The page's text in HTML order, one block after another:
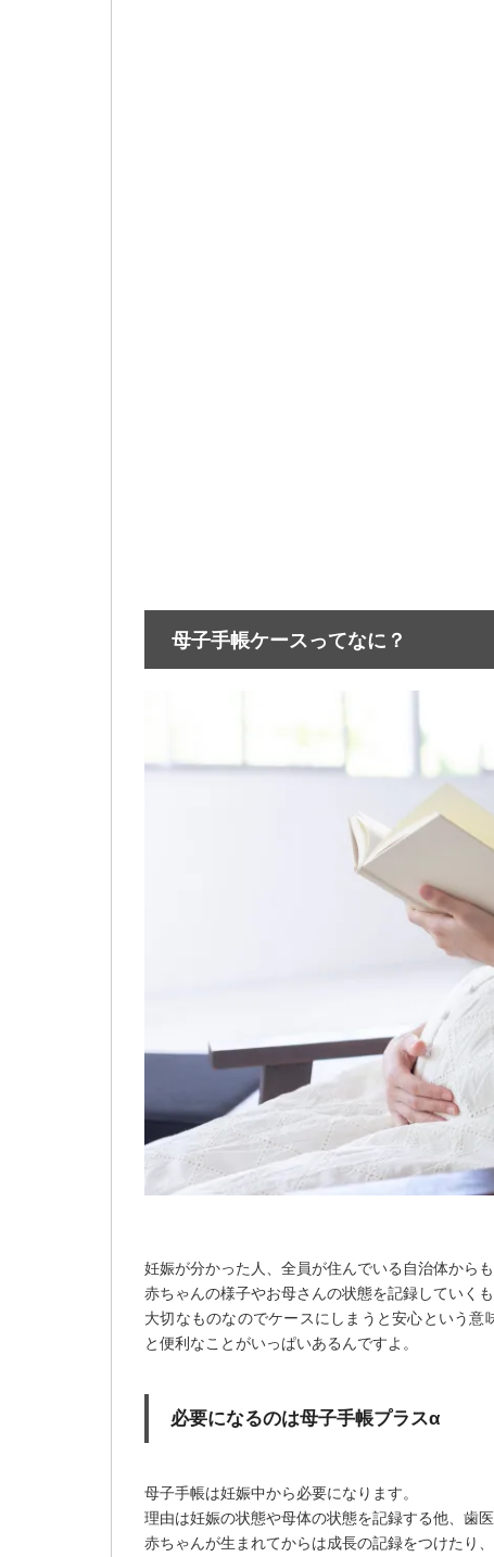
母子手帳ケースってなに？
妊娠が分かった人、全員が住んでいる自治体からも
赤ちゃんの様子やお母さんの状態を記録していくも
大切なものなのでケースにしまうと安心という
と便利なことがいっぱいあるんですよ。
必要になるのは母子手帳プラスα
母子手帳は妊娠中から必要になります。
理由は妊娠の状態や母体の状態を記録する他、歯
赤ちゃんが生まれてからは成長の記録をつけたり